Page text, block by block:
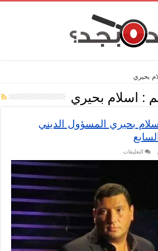
بحيري
: اسلام بحيري
بحيري المسؤول الديني
التعليقات
المسؤول
الديني
لجريدة
اليوم
السابع
مغلقة